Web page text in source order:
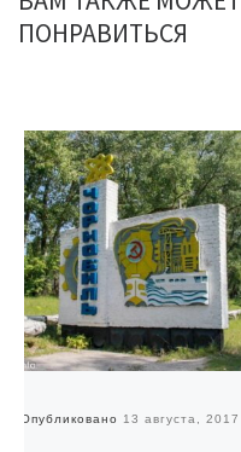
ПОНРАВИТЬСЯ
Опубликовано 13 августа, 2017